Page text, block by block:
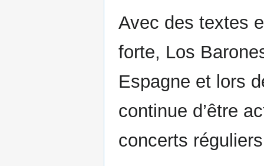
Avec des textes
forte, Los
Espagne et lors
continue d’être
concerts